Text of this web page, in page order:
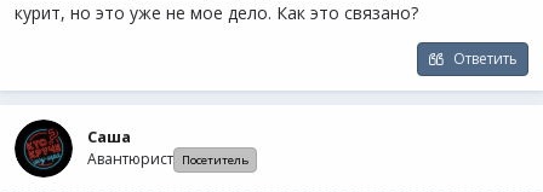
курит, но это уже не мое дело. Как это связано?
Ответить
Саша
Авантюрист Посетитель